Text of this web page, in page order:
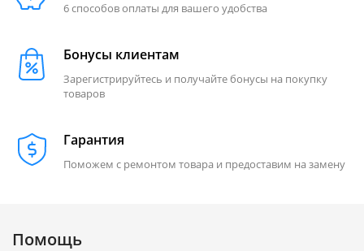
6 способов оплаты для вашего удобства
Бонусы клиентам
Зарегистрируйтесь и получайте бонусы на покупку
товаров
Гарантия
Поможем с ремонтом товара и предоставим на замену
Помощь